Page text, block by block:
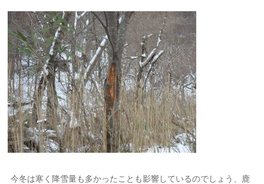
今冬は寒く降雪量も多かったことも影響しているのでしょう、鹿